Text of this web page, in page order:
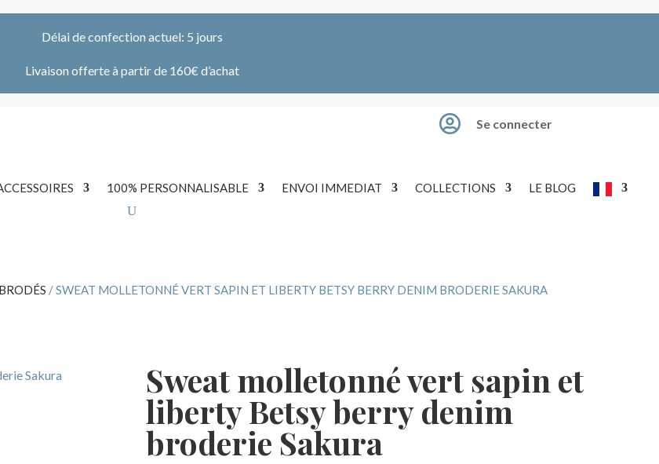
Délai de confection actuel: 5 jours
Livaison offerte à partir de 160€ d’achat
 Se connecter
100% PERSONNALISABLE ENVOI IMMEDIAT COLLECTIONS LE BLOG
/ SWEAT MOLLETONNÉ VERT SAPIN ET LIBERTY BETSY BERRY DENIM BRODERIE SAKURA
Sweat molletonné vert sapin et
liberty Betsy berry denim
broderie Sakura